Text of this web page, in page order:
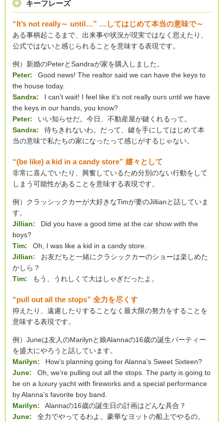
キーフレーズ
“It’s not really～ until…” …してはじめて本当の意味で～
ある事柄起こるまで、出来事や状況が現実ではなく思えたり、
公式ではないと感じられることを意味する表現です。
例）新婚のPeterとSandraが家を購入しました。
Peter:
Good news! The realtor said we can have the keys to
the house today.
Sandra:
I can’t wait! I feel like it’s not really ours until we have
the keys in our hands, you know?
Peter:
いい知らせだ。今日、不動産屋が鍵くれるって。
Sandra:
待ちきれないわ。だって、鍵を手にしてはじめて本
当の意味で私たちの家になったって感じがするじゃない。
“(be like) a kid in a candy store” 嬉々として
非常に喜んでいたり、興奮しているため分別のない行動をして
しまう可能性があることを意味する表現です。
例）クラッシックカーが大好きなTimが妻のJillianと話していま
す。
Jillian:
Did you have a good time at the car show with the
boys?
Tim:
Oh, I was like a kid in a candy store.
Jillian:
お友だちと一緒にクラシックカーのショーは楽しめた
かしら？
Tim:
もう、うれしくて大はしゃぎだったよ。
“pull out all the stops” 全力を尽くす
抑えたり、遠慮したりすることなく最大限の努力をすることを
意味する表現です。
例）Juneは友人のMarilynと娘Alannaの16歳の誕生パーティー
を盛大にやろうと話しています。
Marilyn:
How’s planning going for Alanna’s Sweet Sixteen?
June:
Oh, we’re pulling out all the stops. The party is going to
be on a luxury yacht with fireworks and a special performance
by Alanna’s favorite boy band.
Marilyn:
Alannaの16歳の誕生日の計画はどんな具合？
June:
全力でやってるわよ。豪華なヨットの船上でやるの。